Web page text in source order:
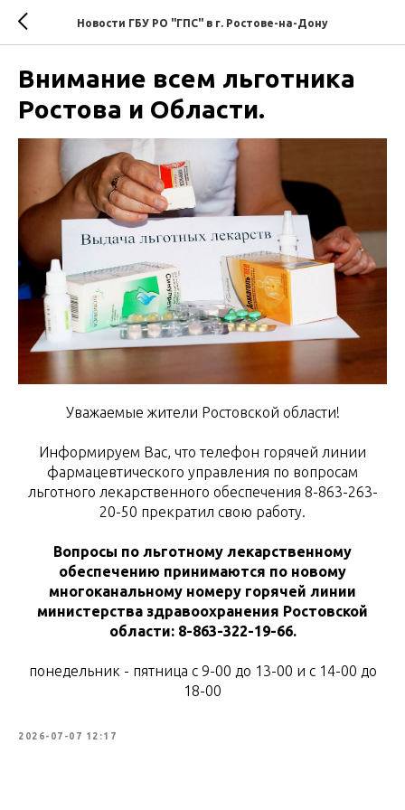
Новости ГБУ РО "ГПС" в г. Ростове-на-Дону
Внимание всем льготника
Ростова и Области.
Уважаемые жители Ростовской области!
Информируем Вас, что телефон горячей линии
фармацевтического управления по вопросам
льготного лекарственного обеспечения 8-863-263-
20-50 прекратил свою работу.
Вопросы по льготному лекарственному
обеспечению принимаются по новому
многоканальному номеру горячей линии
министерства здравоохранения Ростовской
области: 8-863-322-19-66.
понедельник - пятница с 9-00 до 13-00 и с 14-00 до
18-00
2026-07-07 12:17